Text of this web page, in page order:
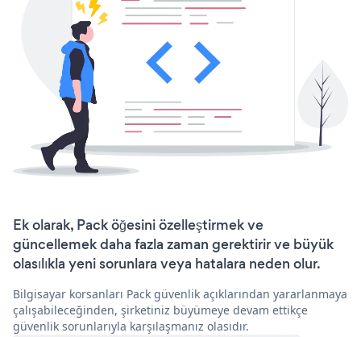
Ek olarak, Pack öğesini özelleştirmek ve
güncellemek daha fazla zaman gerektirir ve büyük
olasılıkla yeni sorunlara veya hatalara neden olur.
Bilgisayar korsanları Pack güvenlik açıklarından yararlanmaya
çalışabileceğinden, şirketiniz büyümeye devam ettikçe
güvenlik sorunlarıyla karşılaşmanız olasıdır.